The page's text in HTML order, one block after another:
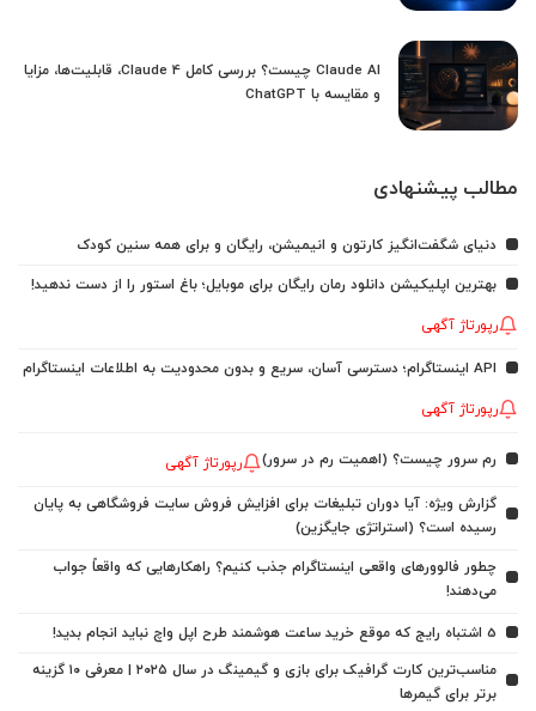
Claude AI چیست؟ بررسی کامل Claude 4، قابلیت‌ها، مزایا
و مقایسه با ChatGPT
مطالب پیشنهادی
دنیای شگفت‌انگیز کارتون و انیمیشن، رایگان و برای همه سنین کودک
بهترین اپلیکیشن دانلود رمان رایگان برای موبایل؛ باغ استور را از دست ندهید!
رپورتاژ آگهی
API اینستاگرام؛ دسترسی آسان، سریع و بدون محدودیت به اطلاعات اینستاگرام
رپورتاژ آگهی
رم سرور چیست؟ (اهمیت رم در سرور) رپورتاژ آگهی
گزارش ویژه: آیا دوران تبلیغات برای افزایش فروش سایت فروشگاهی به پایان
رسیده است؟ (استراتژی جایگزین)
چطور فالوورهای واقعی اینستاگرام جذب کنیم؟ راهکارهایی که واقعاً جواب
می‌دهند!
5 اشتباه رایج که موقع خرید ساعت هوشمند طرح اپل واچ نباید انجام بدید!
مناسب‌ترین کارت گرافیک برای بازی و گیمینگ در سال ۲۰۲۵ | معرفی ۱۰ گزینه
برتر برای گیمرها